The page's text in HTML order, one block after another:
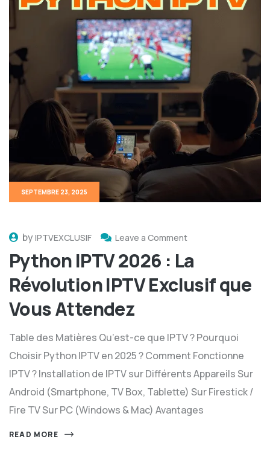
SEPTEMBRE 23, 2025
byIPTVEXCLUSIF Leave a Comment
Python IPTV 2026 : La
Révolution IPTV Exclusif que
Vous Attendez
Table des Matières Qu’est-ce que IPTV ? Pourquoi
Choisir Python IPTV en 2025 ? Comment Fonctionne
IPTV ? Installation de IPTV sur Différents Appareils Sur
Android (Smartphone, TV Box, Tablette) Sur Firestick /
Fire TV Sur PC (Windows & Mac) Avantages
READ MORE